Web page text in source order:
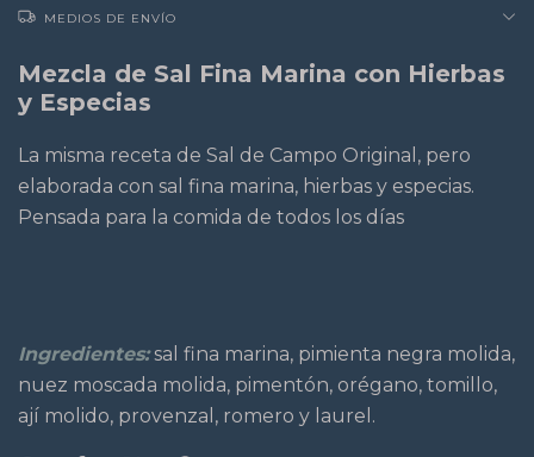
MEDIOS DE ENVÍO
Mezcla de Sal Fina Marina con Hierbas
y Especias
La misma receta de Sal de Campo Original, pero
elaborada con sal fina marina, hierbas y especias.
Pensada para la comida de todos los días
Ingredientes:sal fina marina, pimienta negra molida,
nuez moscada molida, pimentón, orégano, tomillo,
ají molido, provenzal, romero y laurel.